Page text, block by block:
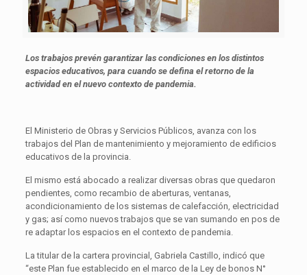
Los trabajos prevén garantizar las condiciones en los distintos
espacios educativos, para cuando se defina el retorno de la
actividad en el nuevo contexto de pandemia.
El Ministerio de Obras y Servicios Públicos, avanza con los
trabajos del Plan de mantenimiento y mejoramiento de edificios
educativos de la provincia.
El mismo está abocado a realizar diversas obras que quedaron
pendientes, como recambio de aberturas, ventanas,
acondicionamiento de los sistemas de calefacción, electricidad
y gas; así como nuevos trabajos que se van sumando en pos de
re adaptar los espacios en el contexto de pandemia.
La titular de la cartera provincial, Gabriela Castillo, indicó que
“este Plan fue establecido en el marco de la Ley de bonos N°